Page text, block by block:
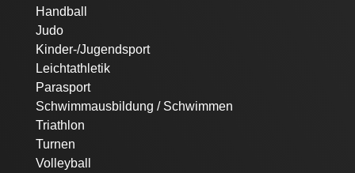
Handball
Judo
Kinder-/Jugendsport
Leichtathletik
Parasport
Schwimmausbildung / Schwimmen
Triathlon
Turnen
Volleyball